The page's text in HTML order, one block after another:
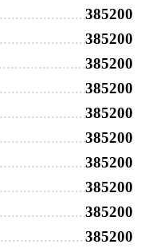
385200
385200
385200
385200
385200
385200
385200
385200
385200
385200